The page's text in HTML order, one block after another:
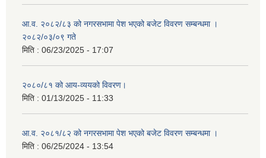
आ.व. २०८२/८३ को नगरसभामा पेश भएको बजेट विवरण सम्बन्धमा ।
२०८२/०३/०९ गते
मिति : 06/23/2025 - 17:07
२०८०/८१ को आय-व्ययको विवरण।
मिति : 01/13/2025 - 11:33
आ.व. २०८१/८२ को नगरसभामा पेश भएको बजेट विवरण सम्बन्धमा ।
मिति : 06/25/2024 - 13:54